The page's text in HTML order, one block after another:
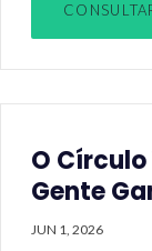
O
Gente
JUN 1, 2026